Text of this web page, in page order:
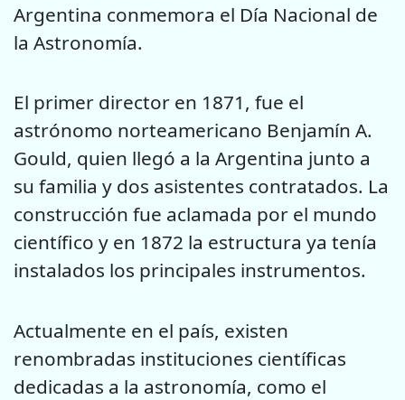
Argentina conmemora el Día Nacional de
la Astronomía.
El primer director en 1871, fue el
astrónomo norteamericano Benjamín A.
Gould, quien llegó a la Argentina junto a
su familia y dos asistentes contratados. La
construcción fue aclamada por el mundo
científico y en 1872 la estructura ya tenía
instalados los principales instrumentos.
Actualmente en el país, existen
renombradas instituciones científicas
dedicadas a la astronomía, como el